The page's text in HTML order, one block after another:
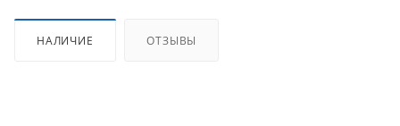
НАЛИЧИЕ ОТЗЫВЫ